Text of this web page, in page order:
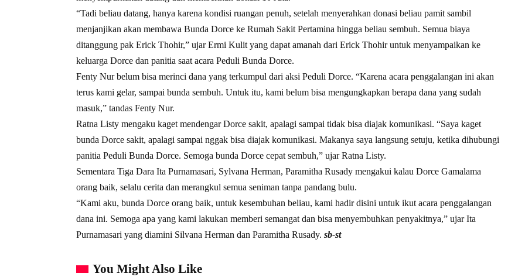
“Tadi beliau datang, hanya karena kondisi ruangan penuh, setelah menyerahkan donasi beliau pamit sambil
menjanjikan akan membawa Bunda Dorce ke Rumah Sakit Pertamina hingga beliau sembuh. Semua biaya
ditanggung pak Erick Thohir,” ujar Ermi Kulit yang dapat amanah dari Erick Thohir untuk menyampaikan ke
keluarga Dorce dan panitia saat acara Peduli Bunda Dorce.
Fenty Nur belum bisa merinci dana yang terkumpul dari aksi Peduli Dorce. “Karena acara penggalangan ini akan
terus kami gelar, sampai bunda sembuh. Untuk itu, kami belum bisa mengungkapkan berapa dana yang sudah
masuk,” tandas Fenty Nur.
Ratna Listy mengaku kaget mendengar Dorce sakit, apalagi sampai tidak bisa diajak komunikasi. “Saya kaget
bunda Dorce sakit, apalagi sampai nggak bisa diajak komunikasi. Makanya saya langsung setuju, ketika dihubungi
panitia Peduli Bunda Dorce. Semoga bunda Dorce cepat sembuh,” ujar Ratna Listy.
Sementara Tiga Dara Ita Purnamasari, Sylvana Herman, Paramitha Rusady mengakui kalau Dorce Gamalama
orang baik, selalu cerita dan merangkul semua seniman tanpa pandang bulu.
“Kami aku, bunda Dorce orang baik, untuk kesembuhan beliau, kami hadir disini untuk ikut acara penggalangan
dana ini. Semoga apa yang kami lakukan memberi semangat dan bisa menyembuhkan penyakitnya,” ujar Ita
Purnamasari yang diamini Silvana Herman dan Paramitha Rusady. sb-st
You Might Also Like